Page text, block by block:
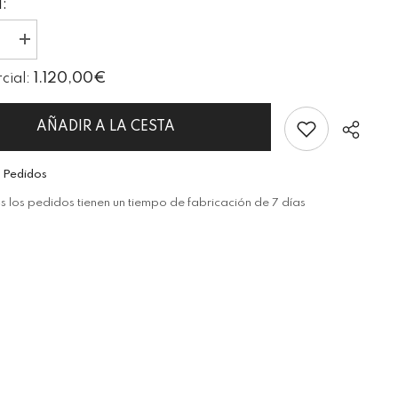
I18n
Error:
Missing
interpolation
la
de
producto
1.120,00€
AÑADIR A LA CESTA
Pedidos
los pedidos tienen un tiempo de fabricación de 7 días